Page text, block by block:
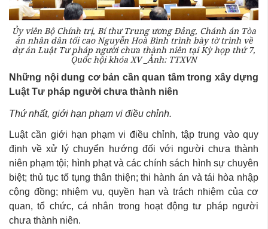
Ủy viên Bộ Chính trị, Bí thư Trung ương Đảng, Chánh án Tòa
án nhân dân tối cao Nguyễn Hoà Bình trình bày tờ trình về
dự án Luật Tư pháp người chưa thành niên tại Kỳ họp thứ 7,
Quốc hội khóa XV _Ảnh: TTXVN
Những nội dung cơ bản cần quan tâm trong xây dựng
Luật Tư pháp người chưa thành niên
Thứ nhất, giới hạn phạm vi điều chỉnh.
Luật cần giới hạn phạm vi điều chỉnh, tập trung vào quy
định về xử lý chuyển hướng đối với người chưa thành
niên phạm tội; hình phạt và các chính sách hình sự chuyên
biệt; thủ tục tố tụng thân thiện; thi hành án và tái hòa nhập
cộng đồng; nhiệm vụ, quyền hạn và trách nhiệm của cơ
quan, tổ chức, cá nhân trong hoạt động tư pháp người
chưa thành niên.